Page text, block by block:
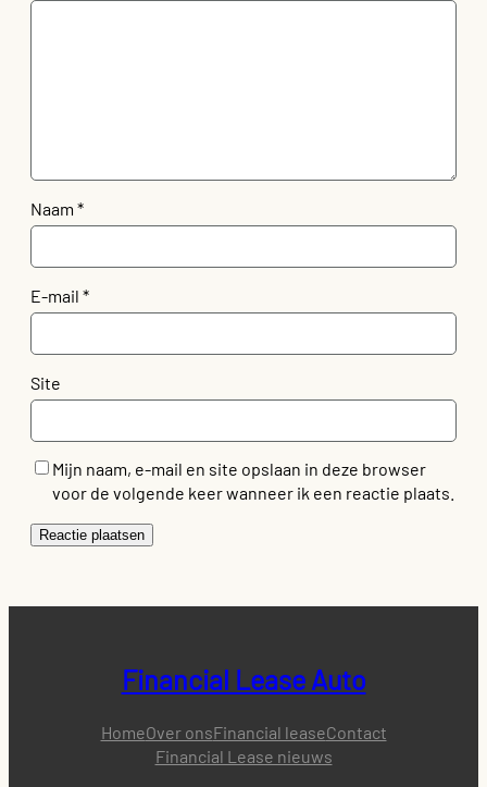
Naam *
E-mail *
Site
Mijn naam, e-mail en site opslaan in deze browser
voor de volgende keer wanneer ik een reactie plaats.
Financial Lease Auto
HomeOver onsFinancial leaseContact
Financial Lease nieuws